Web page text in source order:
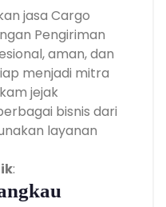
jasa Cargo
Pengiriman
aman, dan
menjadi mitra
jejak
bisnis dari
layanan
: